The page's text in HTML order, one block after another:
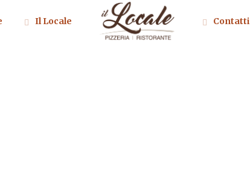
Il Locale Contatti